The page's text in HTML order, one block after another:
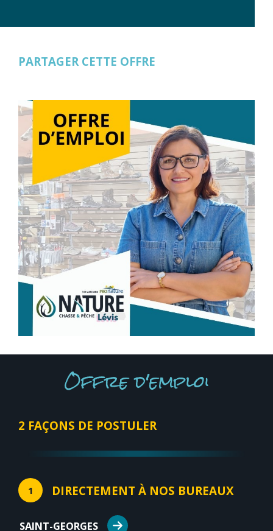
PARTAGER CETTE OFFRE
Offre d'emploi
2 FAÇONS DE POSTULER
1 DIRECTEMENT À NOS BUREAUX
SAINT-GEORGES